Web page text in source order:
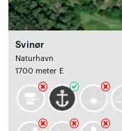
Svinør
Naturhavn
1700 meter E